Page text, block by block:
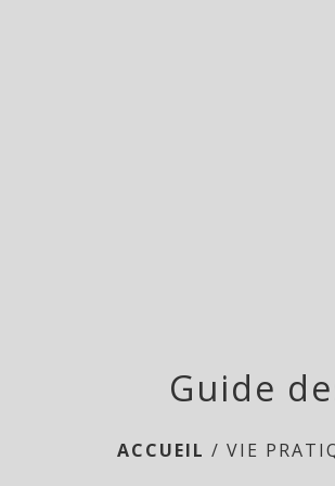
Guide
ACCUEIL /VIE